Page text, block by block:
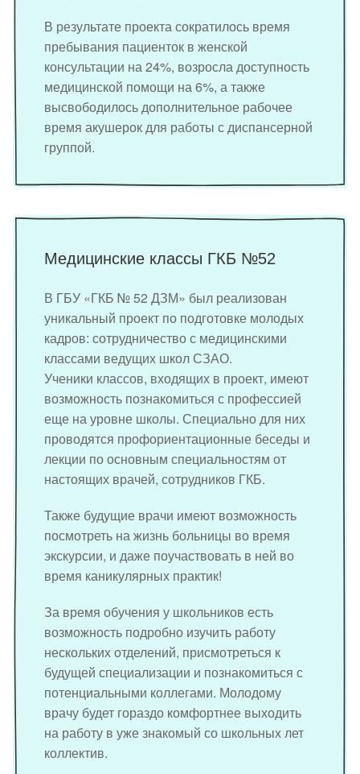
В результате проекта сократилось время
пребывания пациенток в женской
консультации на 24%, возросла доступность
медицинской помощи на 6%, а также
высвободилось дополнительное рабочее
время акушерок для работы с диспансерной
группой.
Медицинские классы ГКБ №52
В ГБУ «ГКБ № 52 ДЗМ» был реализован
уникальный проект по подготовке молодых
кадров: сотрудничество с медицинскими
классами ведущих школ СЗАО.
Ученики классов, входящих в проект, имеют
возможность познакомиться с профессией
еще на уровне школы. Специально для них
проводятся профориентационные беседы и
лекции по основным специальностям от
настоящих врачей, сотрудников ГКБ.
Также будущие врачи имеют возможность
посмотреть на жизнь больницы во время
экскурсии, и даже поучаствовать в ней во
время каникулярных практик!
За время обучения у школьников есть
возможность подробно изучить работу
нескольких отделений, присмотреться к
будущей специализации и познакомиться с
потенциальными коллегами. Молодому
врачу будет гораздо комфортнее выходить
на работу в уже знакомый со школьных лет
коллектив.